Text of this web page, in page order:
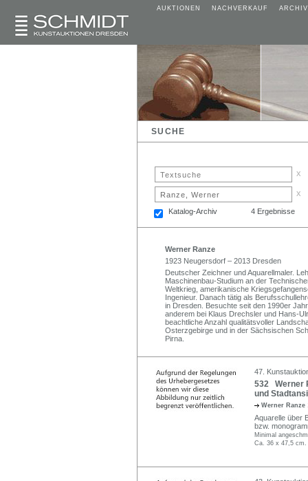
AUKTIONEN NACHVERKAUF ARCHIV
SUCHE
x
x
Katalog-Archiv 4 Ergebnisse
Werner Ranze
1923 Neugersdorf – 2013 Dresden
Deutscher Zeichner und Aquarellmaler.
Maschinenbau-Studium an der
Weltkrieg, amerikanische
Ingenieur. Danach tätig als
in Dresden. Besuchte seit den 1990er
anderem bei Klaus Drechsler und Hans-
beachtliche Anzahl qualitätsvoller
Osterzgebirge und in der Sächsischen
Pirna.
47.
532 Werner
und
Werner Ranze
Aquarelle über
bzw.
Minimal
Ca. 36 x 47,5 cm.